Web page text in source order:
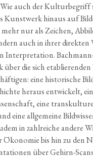
auch der Kul­tur­be­griff
Kunst­werk hin­aus auf
nur als Zei­chen,
auch in ihrer
Inter­pre­ta­ti­on.
die sich
eine his­to­ri­sche
her­aus ent­wi­ckelt,
eine
eine all­ge­mei­ne
in zahl­rei­che ande­re
Öko­no­mie bis hin zu den
über Gehirn-